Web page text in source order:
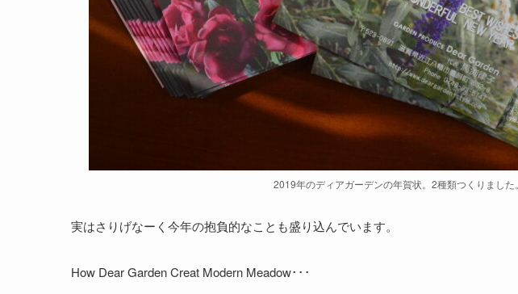
2019年のディアガーデンの年賀状。2種類つくりました。
実はさりげなーく今年の抱負的なことも盛り込んでいます。
How Dear Garden Creat Modern Meadow･･･